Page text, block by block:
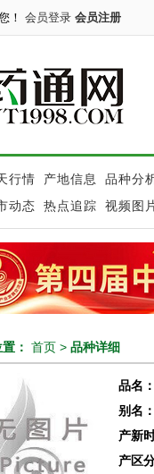
！ 会员登录 会员注册
行情 产地信息
品种分
动态 热点追踪 视频图
： 首页 > 品种详细
品名：
别名：
产新
产区